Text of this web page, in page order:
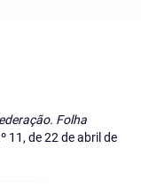
Folha
11, de 22 de abril de